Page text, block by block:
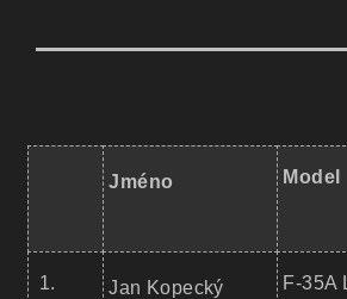
Jméno Model
1. Jan Kopecký F-35A